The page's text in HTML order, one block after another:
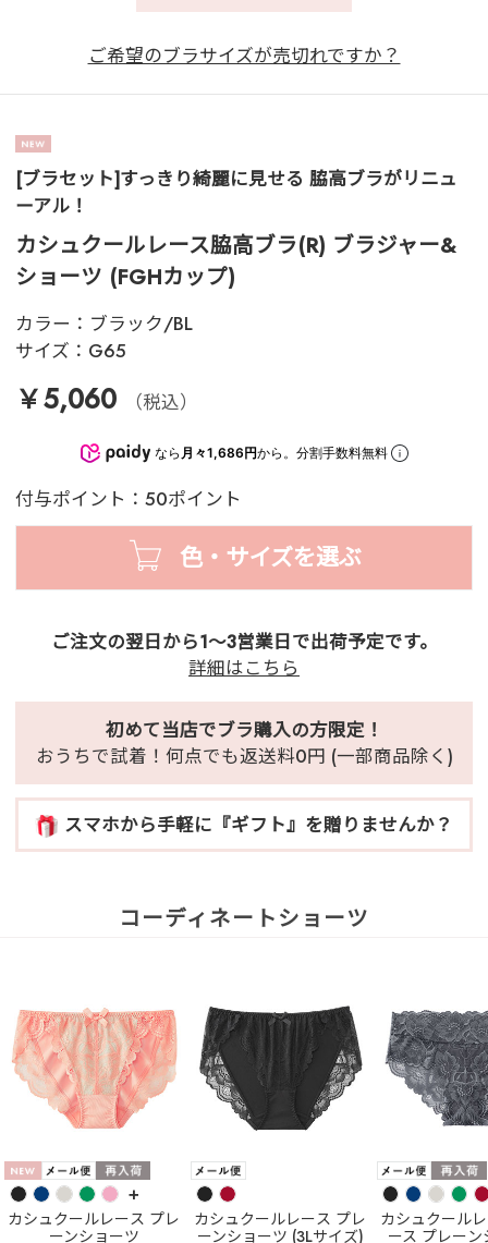
ご希望のブラサイズが売切れですか？
[ブラセット]すっきり綺麗に見せる 脇高ブラがリニュ
ーアル！
カシュクールレース脇高ブラ(R) ブラジャー&
ショーツ (FGHカップ)
カラー： ブラック/BL
サイズ： G65
￥5,060 （税込）
なら 月々1,686円から。分割手数料無料
付与ポイント：50ポイント
色・サイズを選ぶ
ご注文の翌日から1～3営業日で出荷予定です。
詳細はこちら
初めて当店でブラ購入の方限定！
おうちで試着！何点でも返送料0円 (一部商品除く)
スマホから手軽に『ギフト』を贈りませんか？
コーディネートショーツ
+
カシュクールレース プレ
ーンショーツ
カシュクールレース プレ
ーンショーツ (3Lサイズ)
カシュクール
ース プレー